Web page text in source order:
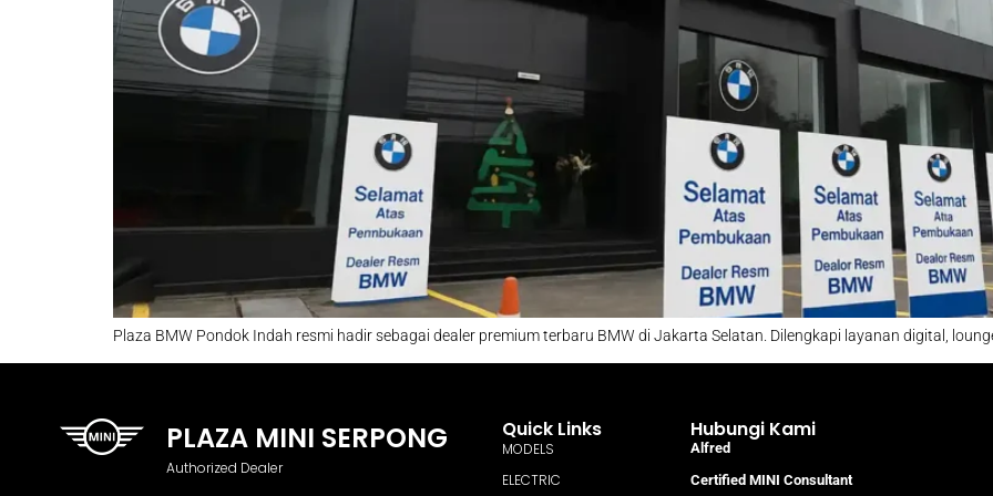
Plaza BMW Pondok Indah resmi hadir sebagai dealer premium terbaru BMW di Jakarta Selatan. Dilengkapi layanan digital,
PLAZA MINI SERPONG
Authorized Dealer
Quick Links
MODELS
ELECTRIC
Hubungi Kami
Alfred
Certified MINI Consultant